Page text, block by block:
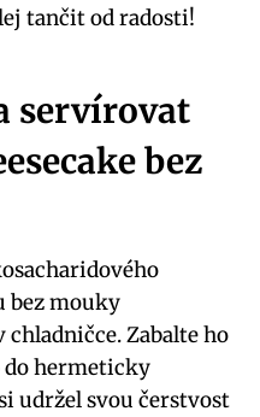
tančit ⁣od radosti!
servírovat
bez⁢
bez ⁢mouky
Zabalte ho
do hermeticky
udržel ‍svou čerstvost